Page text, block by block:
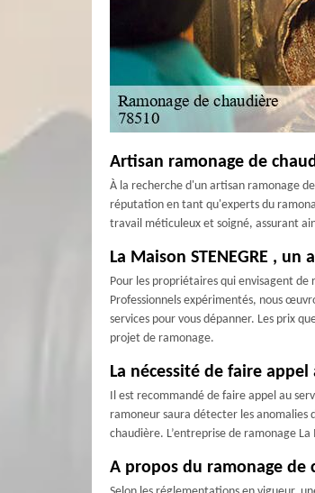
Artisan ramonage de
À la recherche d'un artisan ramonage
réputation en tant qu'experts du
travail méticuleux et soigné, assurant
La Maison STENEGRE ,
Pour les propriétaires qui envisagent
Professionnels expérimentés, nous
services pour vous dépanner. Les prix
projet de ramonage.
La nécessité de faire
Il est recommandé de faire appel au
ramoneur saura détecter les anomalies
chaudière. L’entreprise de ramonage La
A propos du ramonage de